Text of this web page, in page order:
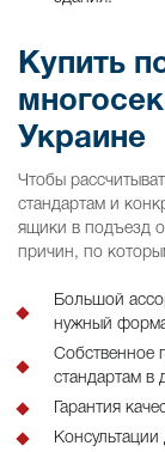
Купить
Украине
Чтобы
стандартам и
ящики в подъезд
причин, по
Большой
нужный
Собственное
стандартам в
Гарантия